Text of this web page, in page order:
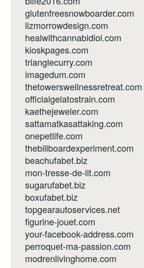
glutenfreesnowboarder.com
lizmorrowdesign.com
healwithcannabidiol.com
kioskpages.com
trianglecurry.com
imagedum.com
thetowerswellnessretreat.com
officialgelatostrain.com
kaethejeweler.com
sattamatkasattaking.com
onepetlife.com
thebillboardexperiment.com
beachufabet.biz
mon-tresse-de-lit.com
sugarufabet.biz
boxufabet.biz
topgearautoservices.net
figurine-jouet.com
your-facebook-address.com
perroquet-ma-passion.com
modrenlivinghome.com